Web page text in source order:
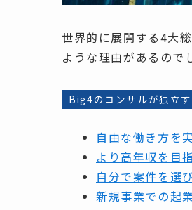
世界的に展開する4大
ような理由があるので
Big4のコンサルが独立
自由な働き方を
より高年収を目
自分で案件を選
新規事業での起